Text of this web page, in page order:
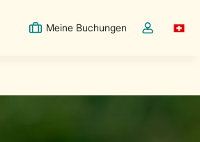
Meine Buchungen
Dropdown-